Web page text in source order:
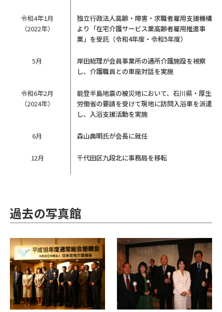
令和4年1月
（2022年）
独立行政法人高齢・障害・求職者雇用支援機構
より「在宅介護サービス業高齢者雇用推進事
業」を受託（令和4年度・令和5年度）
5月
岸田総理が会員事業所の通所介護施設を視察
し、介護職員との車座対話を実施
令和6年2月
（2024年）
能登半島地震の被災地において、石川県・厚生
労働省の要請を受けて現地に訪問入浴車を派遣
し、入浴支援活動を実施
6月 森山典明氏が会長に就任
12月 千代田区九段北に事務局を移転
過去の写真館